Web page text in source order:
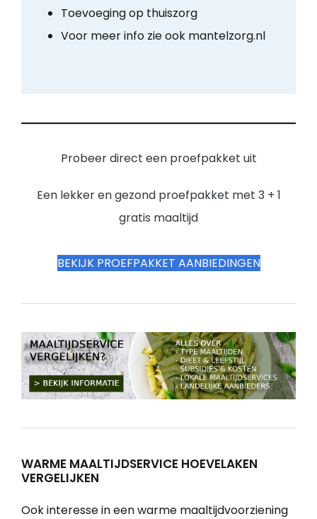
Toevoeging op thuiszorg
Voor meer info zie ook mantelzorg.nl
Probeer direct een proefpakket uit
Een lekker en gezond proefpakket met 3 + 1
gratis maaltijd
BEKIJK PROEFPAKKET AANBIEDINGEN
WARME MAALTIJDSERVICE HOEVELAKEN
VERGELIJKEN
Ook interesse in een warme maaltijdvoorziening